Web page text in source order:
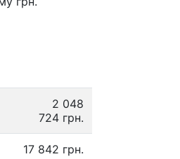
2 048
724 грн.
17 842 грн.